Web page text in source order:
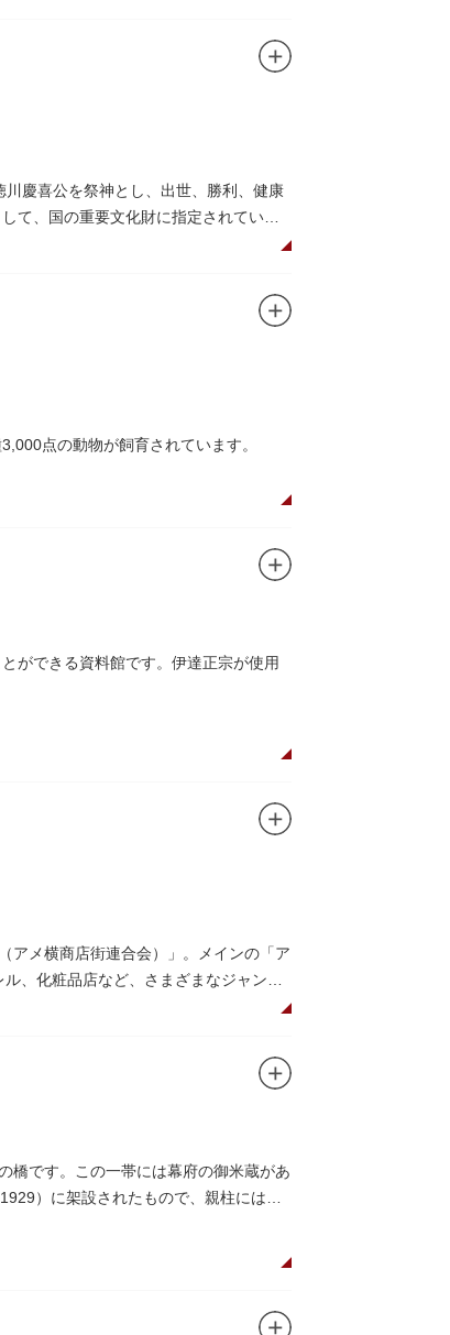
ることで有名。丸い形の松から不忍池
院になぞらえて上野の山に数多くの堂
慶喜公を祭神とし、出世、勝利、健康
て、国の重要文化財に指定されていま
宮までお参りに行けない江戸の人々の
もあるので、拝観を申し込んでみては
お守りなど愛らしいものがあります
点の動物が飼育されています。
サイなどの人気動物をはじめ、アイア
が学べる体験プログラムが実施されて
ができる資料館です。伊達正宗が使用
アメ横商店街連合会）」。メインの「ア
、化粧品店など、さまざまなジャンル
あったのに対して、アメ横は満州から
り）」と呼ばれるように。反対側のJR
）」と呼ばれるようになりました。こ
橋です。この一帯には幕府の御米蔵があ
）に架設されたもので、親柱には馬